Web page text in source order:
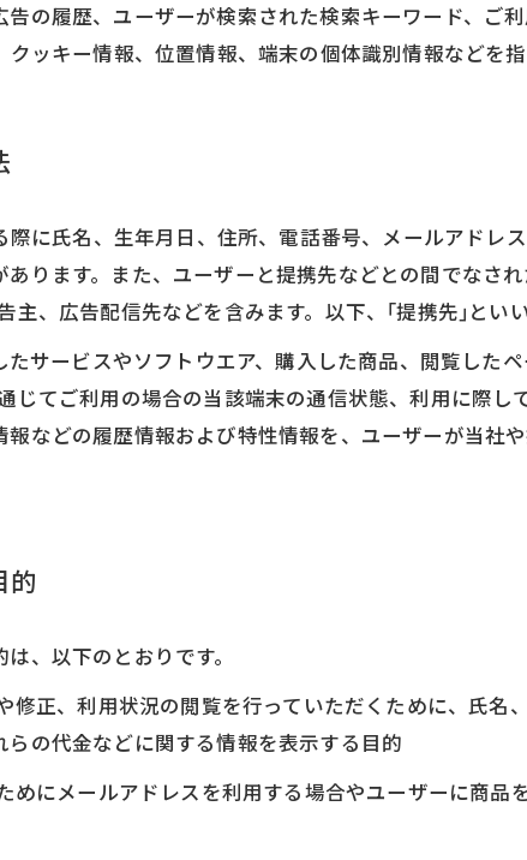
の履歴、ユーザーが検索された検索キーワード、ご
ッキー情報、位置情報、端末の個体識別情報などを指
に氏名、生年月日、住所、電話番号、メールアドレ
ります。また、ユーザーと提携先などとの間でなさ
、広告配信先などを含みます。以下、｢提携先｣とい
サービスやソフトウエア、購入した商品、閲覧した
じてご利用の場合の当該端末の通信状態、利用に際
などの履歴情報および特性情報を、ユーザーが当社
的
、以下のとおりです。
修正、利用状況の閲覧を行っていただくために、氏
の代金などに関する情報を表示する目的
めにメールアドレスを利用する場合やユーザーに商